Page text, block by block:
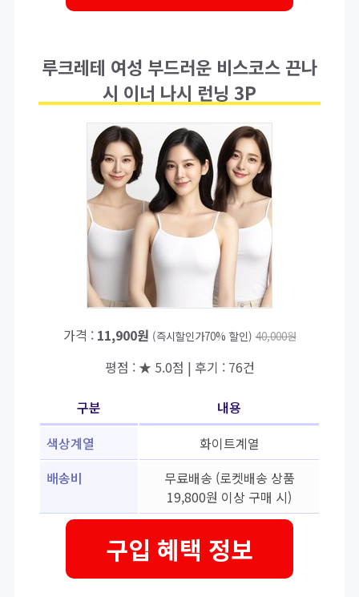
루크레테 여성 부드러운 비스코스 끈나
시 이너 나시 런닝 3P
가격 : 11,900원 (즉시할인가70% 할인) 40,000원
평점 : ★ 5.0점 | 후기 : 76건
구분
내용
색상계열
화이트계열
배송비
무료배송 (로켓배송 상품
19,800원 이상 구매 시)
구입 혜택 정보